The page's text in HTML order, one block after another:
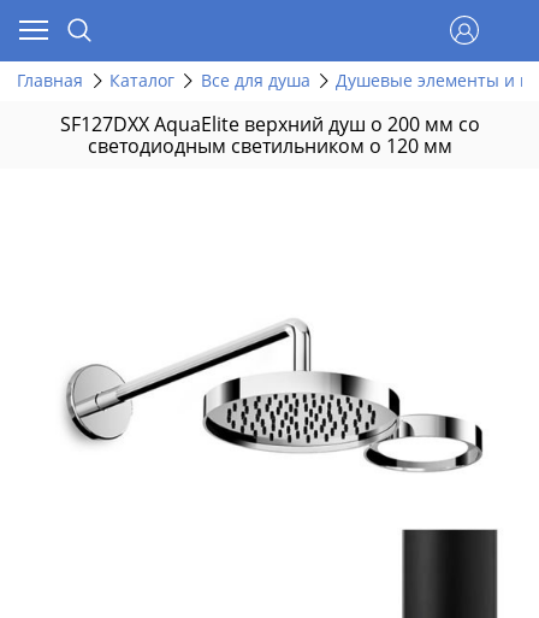
Главная Каталог Все для душа Душевые элементы и
SF127DXX AquaElite верхний душ o 200 мм со
светодиодным светильником o 120 мм